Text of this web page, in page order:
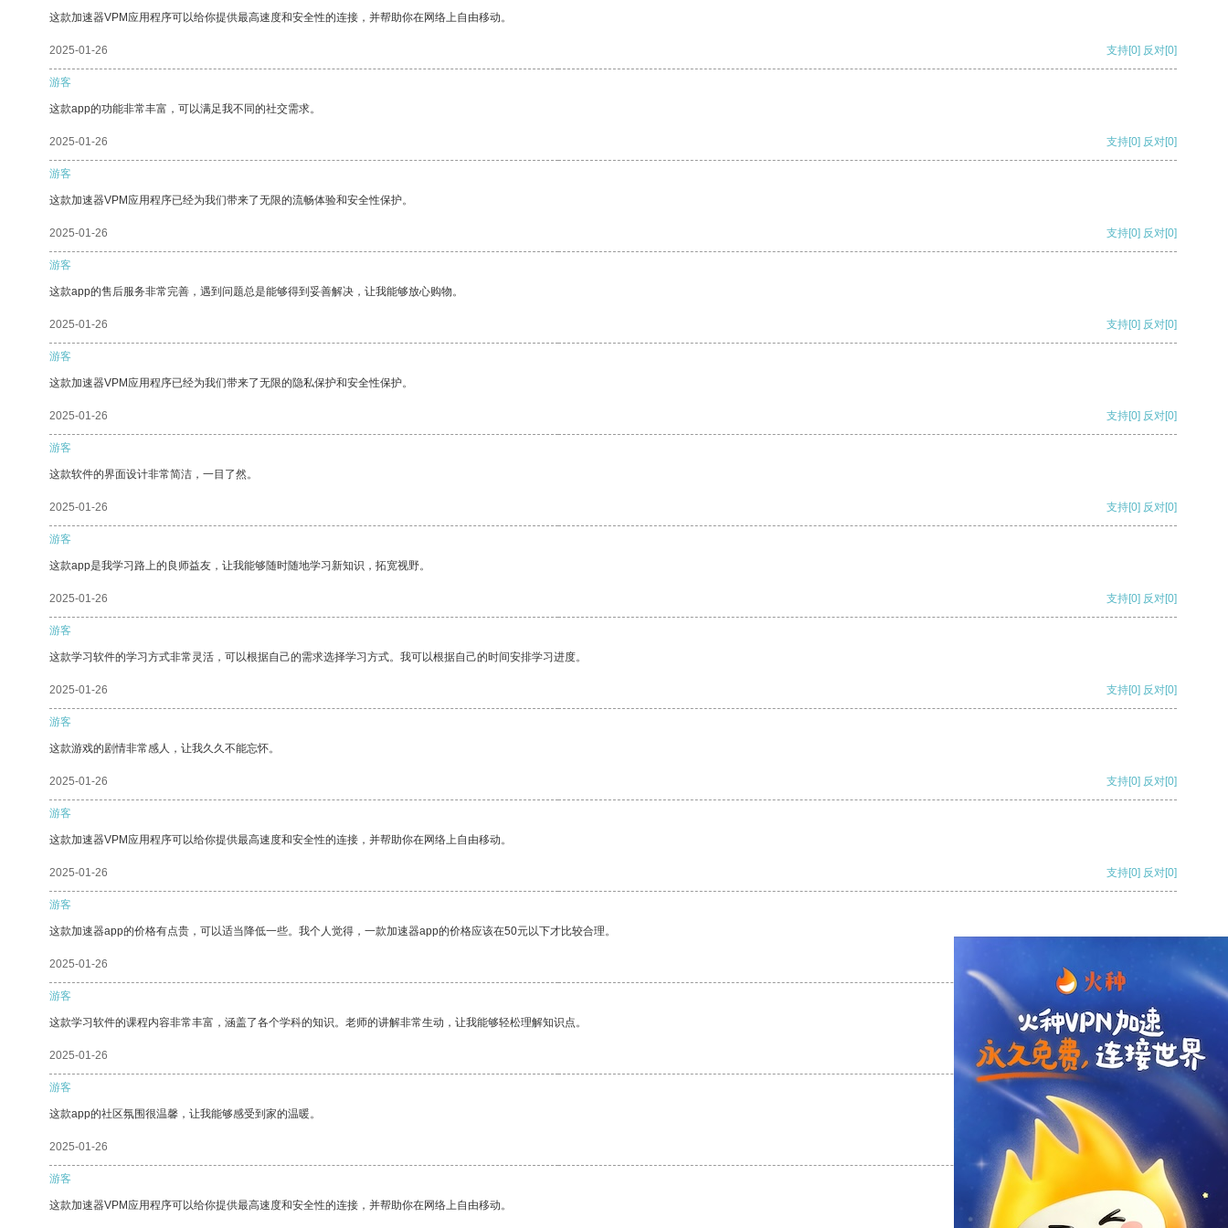
这款加速器VPM应用程序可以给你提供最高速度和安全性的连接，并帮助你在网络上自由移动。
2025-01-26 支持[0] 反对[0]
游客
这款app的功能非常丰富，可以满足我不同的社交需求。
2025-01-26 支持[0] 反对[0]
游客
这款加速器VPM应用程序已经为我们带来了无限的流畅体验和安全性保护。
2025-01-26 支持[0] 反对[0]
游客
这款app的售后服务非常完善，遇到问题总是能够得到妥善解决，让我能够放心购物。
2025-01-26 支持[0] 反对[0]
游客
这款加速器VPM应用程序已经为我们带来了无限的隐私保护和安全性保护。
2025-01-26 支持[0] 反对[0]
游客
这款软件的界面设计非常简洁，一目了然。
2025-01-26 支持[0] 反对[0]
游客
这款app是我学习路上的良师益友，让我能够随时随地学习新知识，拓宽视野。
2025-01-26 支持[0] 反对[0]
游客
这款学习软件的学习方式非常灵活，可以根据自己的需求选择学习方式。我可以根据自己的时间安排学习进度。
2025-01-26 支持[0] 反对[0]
游客
这款游戏的剧情非常感人，让我久久不能忘怀。
2025-01-26 支持[0] 反对[0]
游客
这款加速器VPM应用程序可以给你提供最高速度和安全性的连接，并帮助你在网络上自由移动。
2025-01-26 支持[0] 反对[0]
游客
这款加速器app的价格有点贵，可以适当降低一些。我个人觉得，一款加速器app的价格应该在50元以下才比较合理。
2025-01-26
游客
这款学习软件的课程内容非常丰富，涵盖了各个学科的知识。老师的讲解非常生动，让我能够轻松理解知识点。
2025-01-26 支持 [0] 反对[0]
游客
这款app的社区氛围很温馨，让我能够感受到家的温暖。
2025-01-26 支持[0] 反对
游客
这款加速器VPM应用程序可以给你提供最高速度和安全性的连接，并帮助你在网络上自由移动。